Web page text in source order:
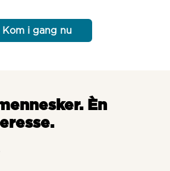
Kom i gang nu
Èn